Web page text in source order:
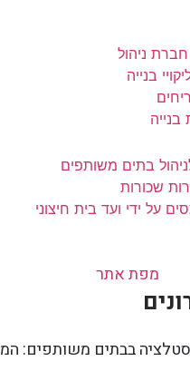
ניהול
בנייה
בתים משותפים
שכורות
על ידי ועד בית חיצוני
מפת אתר
בבתים משותפים: